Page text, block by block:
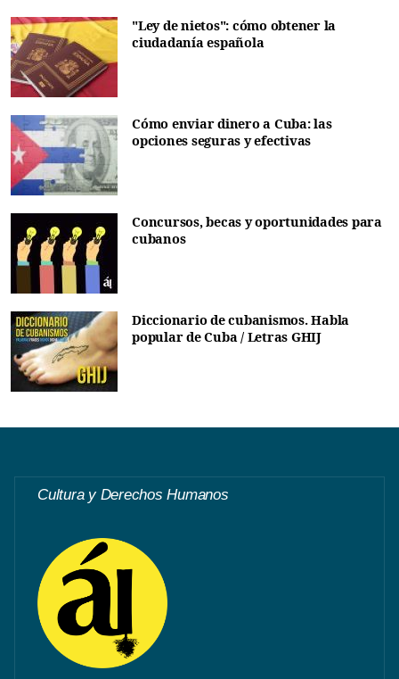
"Ley de nietos": cómo obtener la
ciudadanía española
Cómo enviar dinero a Cuba: las
opciones seguras y efectivas
Concursos, becas y oportunidades para
cubanos
Diccionario de cubanismos. Habla
popular de Cuba / Letras GHIJ
Cultura y Derechos Humanos